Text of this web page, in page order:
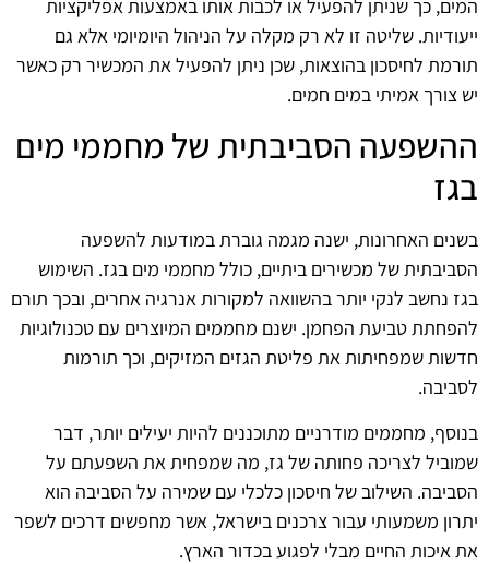
המים, כך שניתן להפעיל או לכבות אותו באמצעות אפליקציות
ייעודיות. שליטה זו לא רק מקלה על הניהול היומיומי אלא גם
תורמת לחיסכון בהוצאות, שכן ניתן להפעיל את המכשיר רק כאשר
יש צורך אמיתי במים חמים.
ההשפעה הסביבתית של מחממי מים
בגז
בשנים האחרונות, ישנה מגמה גוברת במודעות להשפעה
הסביבתית של מכשירים ביתיים, כולל מחממי מים בגז. השימוש
בגז נחשב לנקי יותר בהשוואה למקורות אנרגיה אחרים, ובכך תורם
להפחתת טביעת הפחמן. ישנם מחממים המיוצרים עם טכנולוגיות
חדשות שמפחיתות את פליטת הגזים המזיקים, וכך תורמות
לסביבה.
בנוסף, מחממים מודרניים מתוכננים להיות יעילים יותר, דבר
שמוביל לצריכה פחותה של גז, מה שמפחית את השפעתם על
הסביבה. השילוב של חיסכון כלכלי עם שמירה על הסביבה הוא
יתרון משמעותי עבור צרכנים בישראל, אשר מחפשים דרכים לשפר
את איכות החיים מבלי לפגוע בכדור הארץ.